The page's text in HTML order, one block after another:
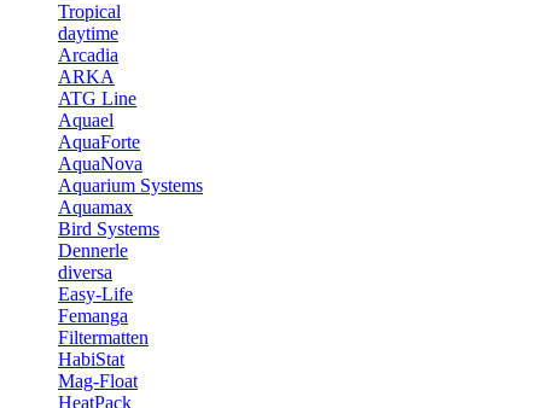
Tropical
daytime
Arcadia
ARKA
ATG Line
Aquael
AquaForte
AquaNova
Aquarium Systems
Aquamax
Bird Systems
Dennerle
diversa
Easy-Life
Femanga
Filtermatten
HabiStat
Mag-Float
HeatPack